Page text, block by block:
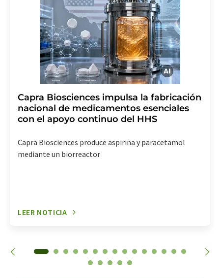
Capra Biosciences impulsa la fabricación
nacional de medicamentos esenciales
con el apoyo continuo del HHS
Capra Biosciences produce aspirina y paracetamol
mediante un biorreactor
LEER NOTICIA